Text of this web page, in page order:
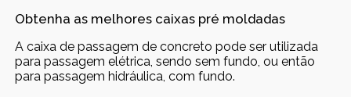
Obtenha as melhores caixas pré moldadas
A caixa de passagem de concreto pode ser utilizada
para passagem elétrica, sendo sem fundo, ou então
para passagem hidráulica, com fundo.